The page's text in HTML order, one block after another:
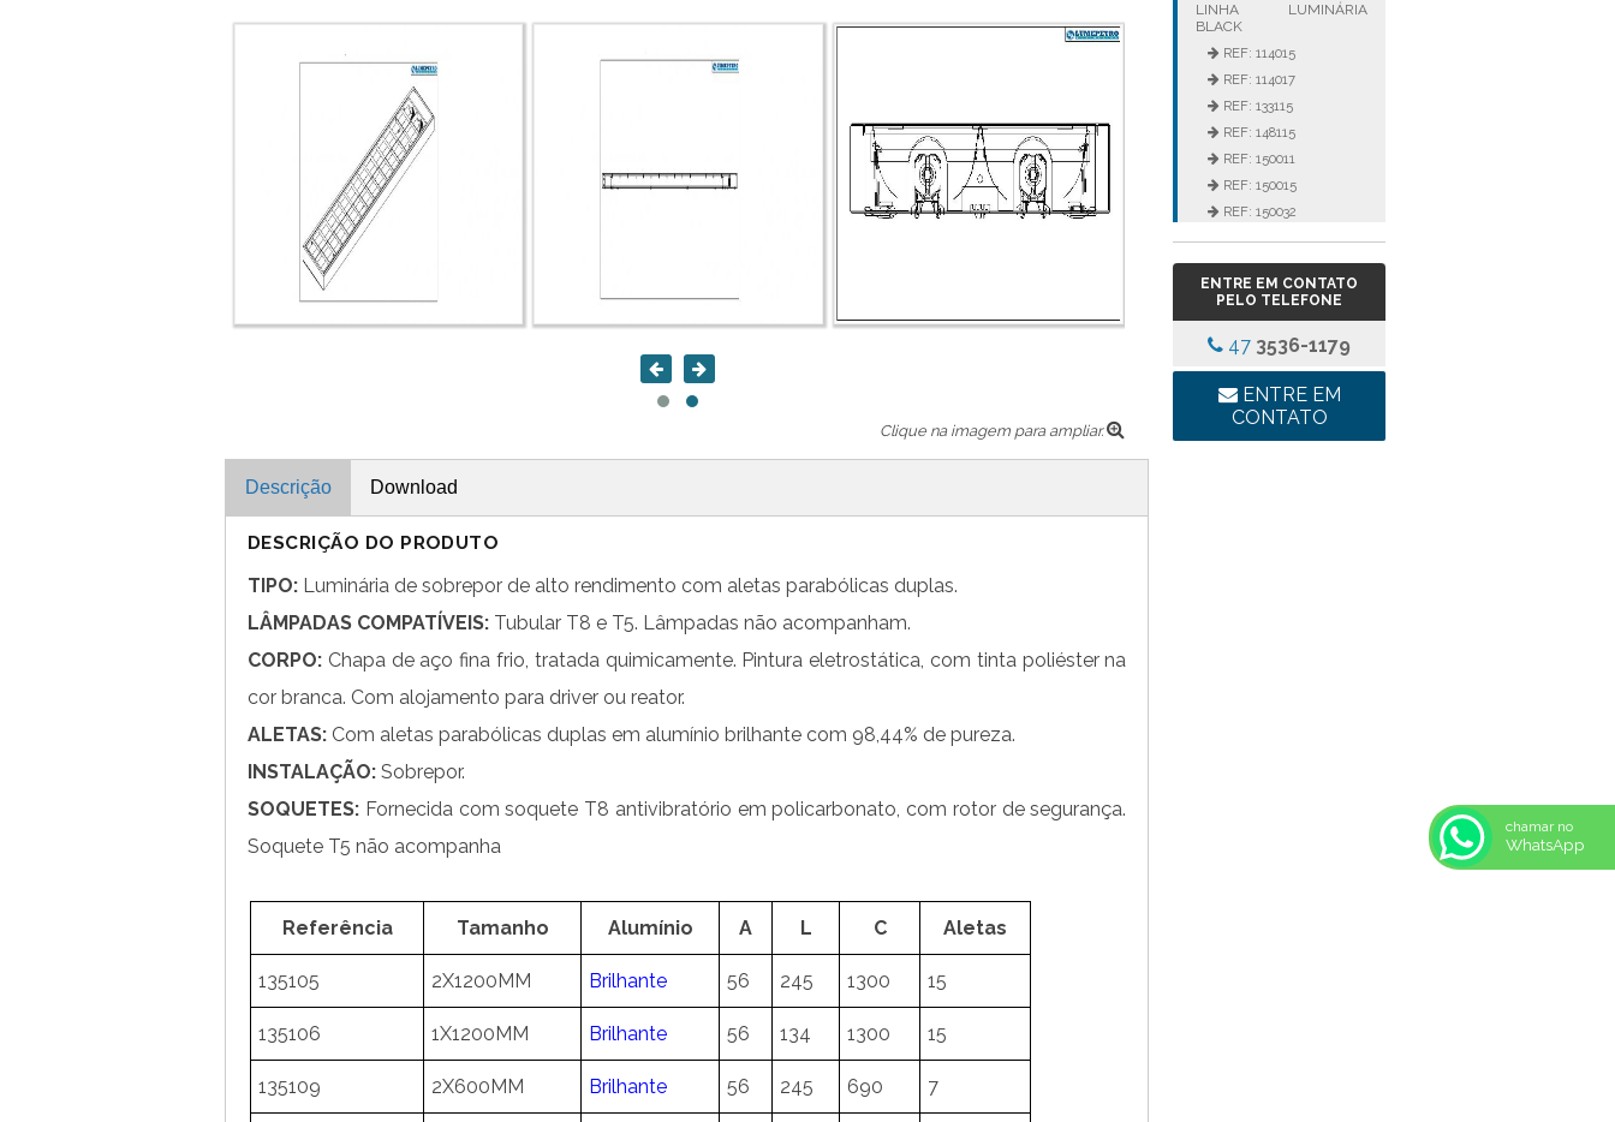
Clique na imagem para ampliar.
Descrição Download
DESCRIÇÃO DO PRODUTO
TIPO: Luminária de sobrepor de alto rendimento com aletas parabólicas duplas.
LÂMPADAS COMPATÍVEIS: Tubular T8 e T5. Lâmpadas não acompanham.
CORPO: Chapa de aço fina frio, tratada quimicamente. Pintura eletrostática, com tinta poliéster na
cor branca. Com alojamento para driver ou reator.
ALETAS: Com aletas parabólicas duplas em alumínio brilhante com 98,44% de pureza.
INSTALAÇÃO: Sobrepor.
SOQUETES: Fornecida com soquete T8 antivibratório em policarbonato, com rotor de segurança.
Soquete T5 não acompanha
Referência Tamanho Alumínio A L C Aletas
135105 2X1200MM Brilhante 56 245 1300 15
135106 1X1200MM Brilhante 56 134 1300 15
135109 2X600MM Brilhante 56 245 690 7
LINHA LUMINÁRIA
BLACK
REF: 114015
REF: 114017
REF: 133115
REF: 148115
REF: 150011
REF: 150015
REF: 150032
REF: 152115
REF: 3105
REF: 3106
REF: 5105
REF: 5145
REF: 77017
REF: 94117
LINHA LUMINÁRIA
COMERCIAL DE EMBUTIR
ENTRE EM CONTATO
PELO TELEFONE
47 3536-1179
ENTRE EM
CONTATO
chamar no
WhatsApp